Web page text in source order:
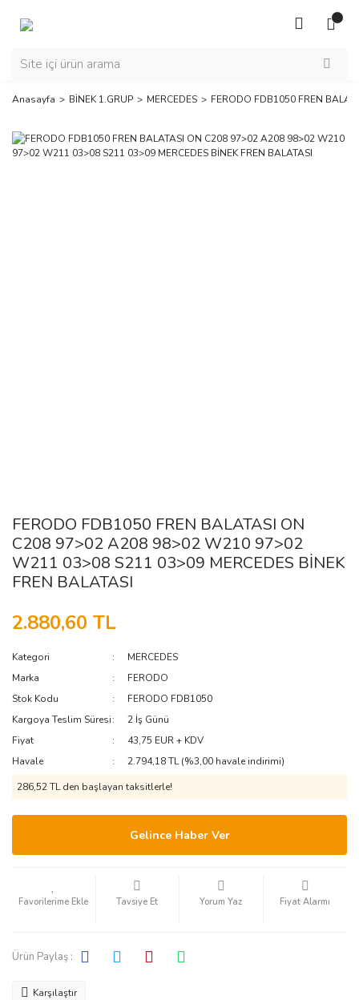
Anasayfa BİNEK 1.GRUP MERCEDES FERODO FDB1050 FREN
FERODO FDB1050 FREN BALATASI ON
C208 97>02 A208 98>02 W210 97>02
W211 03>08 S211 03>09 MERCEDES BİNEK
FREN BALATASI
2.880,60 TL
Kategori
MERCEDES
Marka
FERODO
Stok Kodu
FERODO FDB1050
Kargoya Teslim Süresi
2 İş Günü
Fiyat
43,75 EUR + KDV
Havale
2.794,18 TL (%3,00 havale indirimi)
286,52 TL den başlayan taksitlerle!
Gelince Haber Ver
Tavsiye Et Yorum Yaz Fiyat Alarmı
Ürün Paylaş :
Karşılaştır